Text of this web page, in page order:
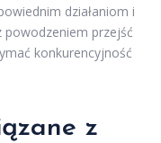
działaniom i
przejść
konkurencyjność
z